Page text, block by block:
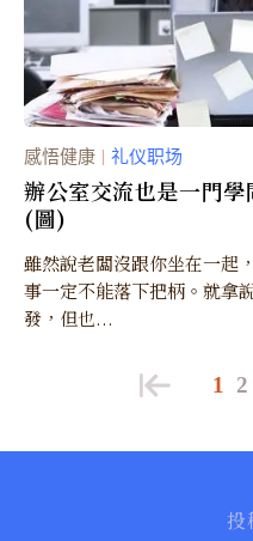
感悟健康 ｜ 礼仪职场
辦公室交流也是一門
(圖)
雖然說老闆沒跟你坐在一起
事一定不能落下把柄。就拿
發，但也...
1 2
投